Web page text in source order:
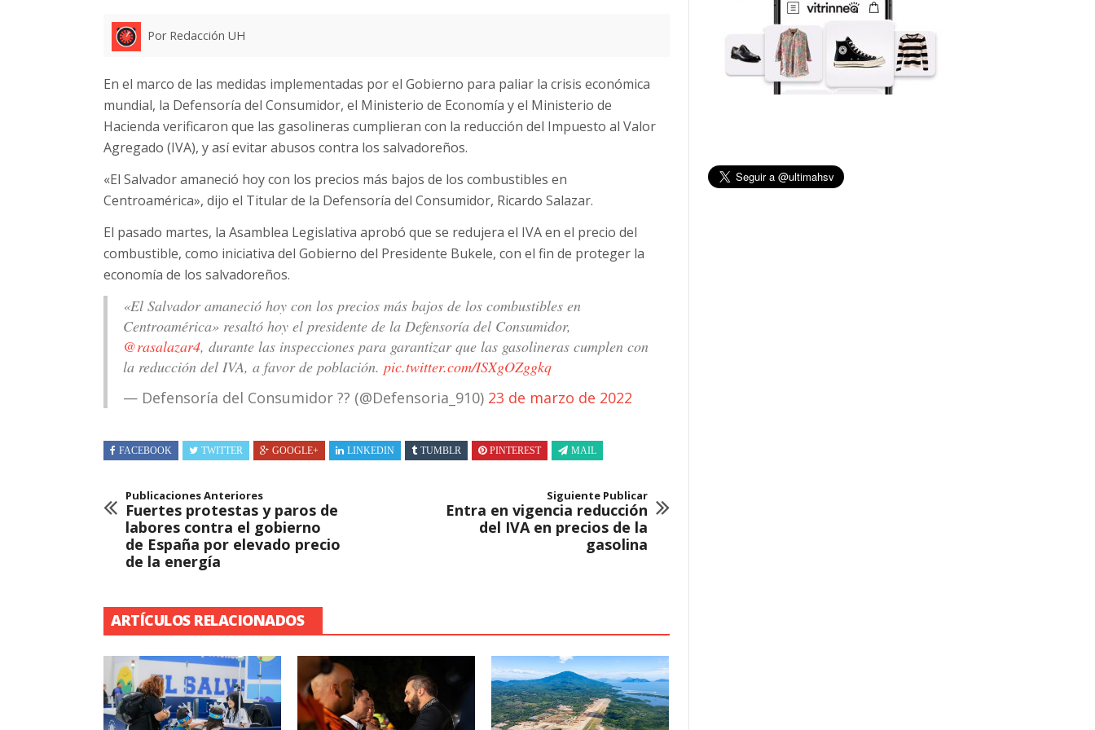
Por Redacción UH
En el marco de las medidas implementadas por el Gobierno para paliar la crisis económica
mundial, la Defensoría del Consumidor, el Ministerio de Economía y el Ministerio de
Hacienda verificaron que las gasolineras cumplieran con la reducción del Impuesto al Valor
Agregado (IVA), y así evitar abusos contra los salvadoreños.
«El Salvador amaneció hoy con los precios más bajos de los combustibles en
Centroamérica», dijo el Titular de la Defensoría del Consumidor, Ricardo Salazar.
El pasado martes, la Asamblea Legislativa aprobó que se redujera el IVA en el precio del
combustible, como iniciativa del Gobierno del Presidente Bukele, con el fin de proteger la
economía de los salvadoreños.
«El Salvador amaneció hoy con los precios más bajos de los combustibles en
Centroamérica» resaltó hoy el presidente de la Defensoría del Consumidor,
@rasalazar4, durante las inspecciones para garantizar que las gasolineras cumplen con
la reducción del IVA, a favor de población. pic.twitter.com/ISXgOZggkq
— Defensoría del Consumidor ?? (@Defensoria_910) 23 de marzo de 2022
FACEBOOK TWITTER GOOGLE+ LINKEDIN TUMBLR PINTEREST MAIL
Publicaciones Anteriores
Fuertes protestas y paros de
labores contra el gobierno
de España por elevado precio
de la energía
Siguiente Publicar
Entra en vigencia reducción
del IVA en precios de la
gasolina
ARTÍCULOS RELACIONADOS